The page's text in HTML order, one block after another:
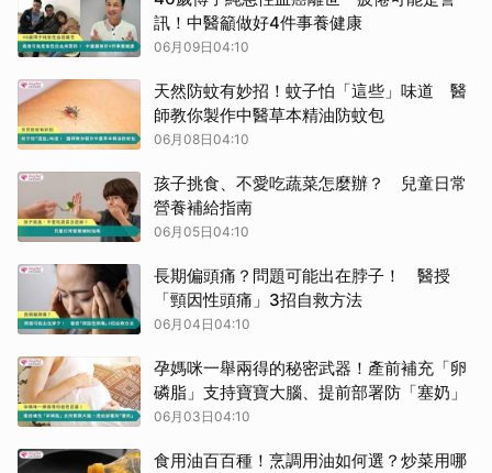
訊！中醫籲做好4件事養健康
06月09日04:10
天然防蚊有妙招！蚊子怕「這些」味道 醫
師教你製作中醫草本精油防蚊包
06月08日04:10
孩子挑食、不愛吃蔬菜怎麼辦？ 兒童日常
營養補給指南
06月05日04:10
長期偏頭痛？問題可能出在脖子！ 醫授
「頸因性頭痛」3招自救方法
06月04日04:10
孕媽咪一舉兩得的秘密武器！產前補充「卵
磷脂」支持寶寶大腦、提前部署防「塞奶」
06月03日04:10
食用油百百種！烹調用油如何選？炒菜用哪